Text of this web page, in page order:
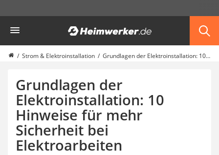
Haus & Bau
Außenleuchte mit Kamera
Ozongenerator
Smart-Home-Rauchmelder
Schlüsseltresor
Überwachungskameras außen
Regendusche
Reizstromgerät
Infrarot-Thermometer
GPS-Tracker
Strom & Elektroinstallation Grundlagen der Elektroinstallation: 10 Hinweise für mehr Sicherheit bei Elektroarbeiten
Grundlagen der
Elektroinstallation: 10
Hinweise für mehr
Sicherheit bei
Elektroarbeiten